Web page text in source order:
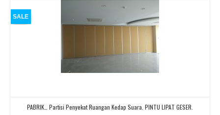
SALE
PABRIK… Partisi Penyekat Ruangan Kedap Suara. PINTU LIPAT GESER.